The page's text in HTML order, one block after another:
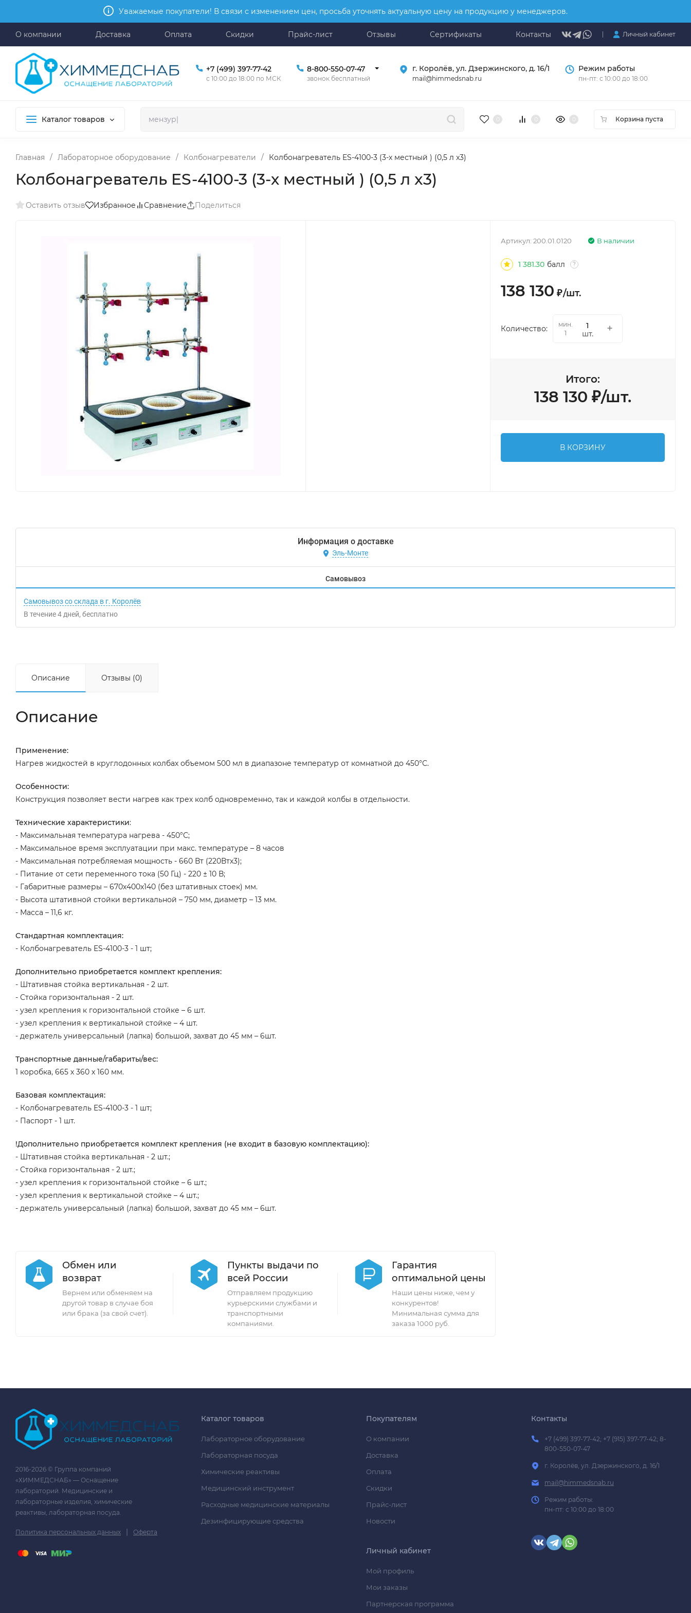
Уважаемые покупатели! В связи с изменением цен, просьба уточнять актуальную цену на продукцию у менеджеров.
О компании Доставка Оплата Скидки Прайс-лист Отзывы Сертификаты Контакты Личный кабинет
+7 (499) 397-77-42
с 10:00 до 18:00 по МСК
8-800-550-07-47
звонок бесплатный
г. Королёв, ул. Дзержинского, д. 16/1
mail@himmedsnab.ru
Режим работы
пн-пт: с 10:00 до 18:00
Каталог товаров Корзина пуста
Главная / Лабораторное оборудование / Колбонагреватели / Колбонагреватель ES-4100-3 (3-х местный ) (0,5 л x3)
Колбонагреватель ES-4100-3 (3-х местный ) (0,5 л x3)
Оставить отзыв Избранное Сравнение Поделиться
В наличии
Артикул:200.01.0120
1 381.30 балл ?
138 130 ₽/шт.
Количество:
мин.
1
шт.
Итого:
138 130 ₽/шт.
В КОРЗИНУ
Информация о доставке
Эль-Монте
Самовывоз
Самовывоз со склада в г. Королёв
В течение4 дней Бесплатно
Описание Отзывы (0)
Описание
Применение:
Нагрев жидкостей в круглодонных колбах объемом 500 мл в диапазоне температур от комнатной до 450°С.
Особенности:
Конструкция позволяет вести нагрев как трех колб одновременно, так и каждой колбы в отдельности.
Технические характеристики:
- Максимальная температура нагрева - 450°С;
- Максимальное время эксплуатации при макс. температуре – 8 часов
- Максимальная потребляемая мощность - 660 Вт (220Втx3);
- Питание от сети переменного тока (50 Гц) - 220 ± 10 В;
- Габаритные размеры – 670х400х140 (без штативных стоек) мм.
- Высота штативной стойки вертикальной – 750 мм, диаметр – 13 мм.
- Масса – 11,6 кг.
Стандартная комплектация:
- Колбонагреватель ES-4100-3 - 1 шт;
Дополнительно приобретается комплект крепления:
- Штативная стойка вертикальная - 2 шт.
- Стойка горизонтальная - 2 шт.
- узел крепления к горизонтальной стойке – 6 шт.
- узел крепления к вертикальной стойке – 4 шт.
- держатель универсальный (лапка) большой, захват до 45 мм – 6шт.
Транспортные данные/габариты/вес:
1 коробка, 665 х 360 х 160 мм.
Базовая комплектация:
- Колбонагреватель ES-4100-3 - 1 шт;
- Паспорт - 1 шт.
!Дополнительно приобретается комплект крепления (не входит в базовую комплектацию):
- Штативная стойка вертикальная - 2 шт.;
- Стойка горизонтальная - 2 шт.;
- узел крепления к горизонтальной стойке – 6 шт.;
- узел крепления к вертикальной стойке – 4 шт.;
- держатель универсальный (лапка) большой, захват до 45 мм – 6шт.
Обмен или
возврат
Вернем или обменяем на
другой товар в случае боя
или брака (за свой счет).
Пункты выдачи по
всей России
Отправляем продукцию
курьерскими службами и
транспортными
компаниями.
Гарантия
оптимальной цены
Наши цены ниже, чем у
конкурентов!
Минимальная сумма для
заказа 1000 руб.
2016-2026 © Группа компаний
«ХИММЕДСНАБ» — Оснащение
лабораторий. Медицинские и
лабораторные изделия, химические
реактивы, лабораторная посуда.
Политика персональных данных | Оферта
Каталог товаров
Лабораторное оборудование
Лабораторная посуда
Химические реактивы
Медицинский инструмент
Расходные медицинские материалы
Дезинфицирующие средства
Покупателям
О компании
Доставка
Оплата
Скидки
Прайс-лист
Новости
Личный кабинет
Мой профиль
Мои заказы
Партнерская программа
Контакты
+7 (499) 397-77-42; +7 (915) 397-77-42; 8-
800-550-07-47
г. Королёв, ул. Дзержинского, д. 16/1
mail@himmedsnab.ru
Режим работы:
пн-пт: с 10:00 до 18:00